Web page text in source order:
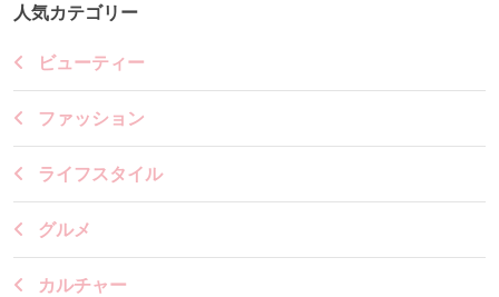
人気カテゴリー
ビューティー
ファッション
ライフスタイル
グルメ
カルチャー